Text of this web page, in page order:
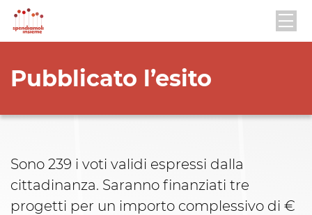
Pubblicato l’esito
Sono 239 i voti validi espressi dalla
cittadinanza. Saranno finanziati tre
progetti per un importo complessivo di €